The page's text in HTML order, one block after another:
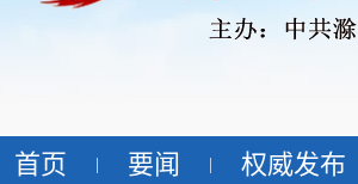
首页 要闻 权威发布